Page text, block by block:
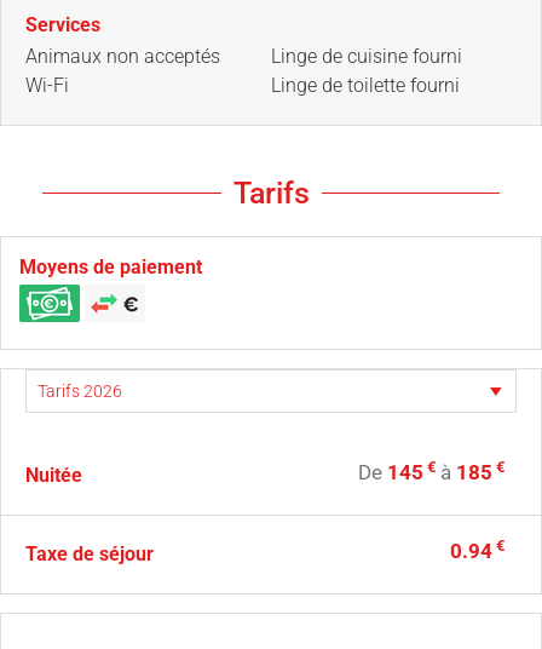
Services
Animaux non acceptés
Wi-Fi
Linge de cuisine fourni
Linge de toilette fourni
Tarifs
Moyens de paiement
Nuitée De 145 € à 185 €
Taxe de séjour 0.94 €